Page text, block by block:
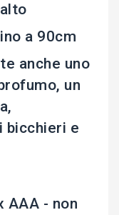
a 90cm
anche uno
un
bicchieri e
AAA - non